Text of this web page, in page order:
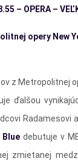
– OPERA
opery New
z Metropolitnej
ďalšou
Radamesovi
debutuje v
zmietanej